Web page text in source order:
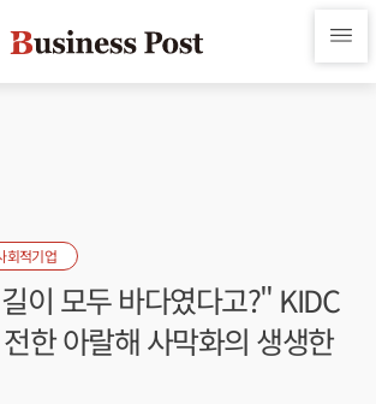
회적기업
이 모두 바다였다고?" KIDC
한 아랄해 사막화의 생생한